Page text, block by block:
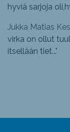
hyviä sarjoja
Jukka Matias
virka on ollut
itsellään tiet..."